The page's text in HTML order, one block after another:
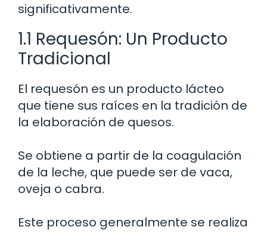
significativamente.
1.1 Requesón: Un Producto
Tradicional
El requesón es un producto lácteo
que tiene sus raíces en la tradición de
la elaboración de quesos.
Se obtiene a partir de la coagulación
de la leche, que puede ser de vaca,
oveja o cabra.
Este proceso generalmente se realiza